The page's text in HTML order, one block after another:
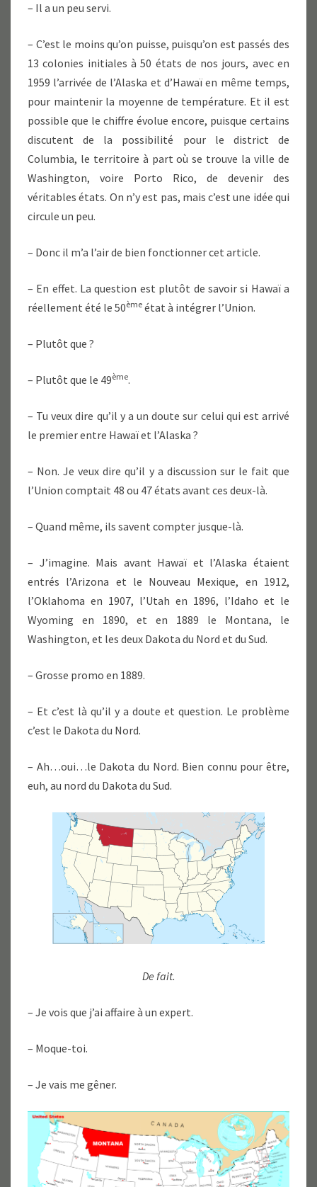
– Il a un peu servi.
– C’est le moins qu’on puisse, puisqu’on est passés des
13 colonies initiales à 50 états de nos jours, avec en
1959 l’arrivée de l’Alaska et d’Hawaï en même temps,
pour maintenir la moyenne de température. Et il est
possible que le chiffre évolue encore, puisque certains
discutent de la possibilité pour le district de
Columbia, le territoire à part où se trouve la ville de
Washington, voire Porto Rico, de devenir des
véritables états. On n’y est pas, mais c’est une idée qui
circule un peu.
– Donc il m’a l’air de bien fonctionner cet article.
– En effet. La question est plutôt de savoir si Hawaï a
réellement été le 50ème état à intégrer l’Union.
– Plutôt que ?
– Plutôt que le 49ème.
– Tu veux dire qu’il y a un doute sur celui qui est arrivé
le premier entre Hawaï et l’Alaska ?
– Non. Je veux dire qu’il y a discussion sur le fait que
l’Union comptait 48 ou 47 états avant ces deux-là.
– Quand même, ils savent compter jusque-là.
– J’imagine. Mais avant Hawaï et l’Alaska étaient
entrés l’Arizona et le Nouveau Mexique, en 1912,
l’Oklahoma en 1907, l’Utah en 1896, l’Idaho et le
Wyoming en 1890, et en 1889 le Montana, le
Washington, et les deux Dakota du Nord et du Sud.
– Grosse promo en 1889.
– Et c’est là qu’il y a doute et question. Le problème
c’est le Dakota du Nord.
– Ah…oui…le Dakota du Nord. Bien connu pour être,
euh, au nord du Dakota du Sud.
De fait.
– Je vois que j’ai affaire à un expert.
– Moque-toi.
– Je vais me gêner.